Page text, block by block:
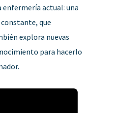
actual: una
que
explora nuevas
para hacerlo